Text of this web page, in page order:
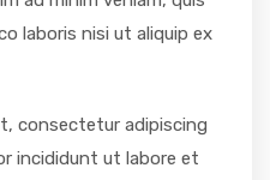
laboris nisi ut aliquip ex
consectetur adipiscing
incididunt ut labore et